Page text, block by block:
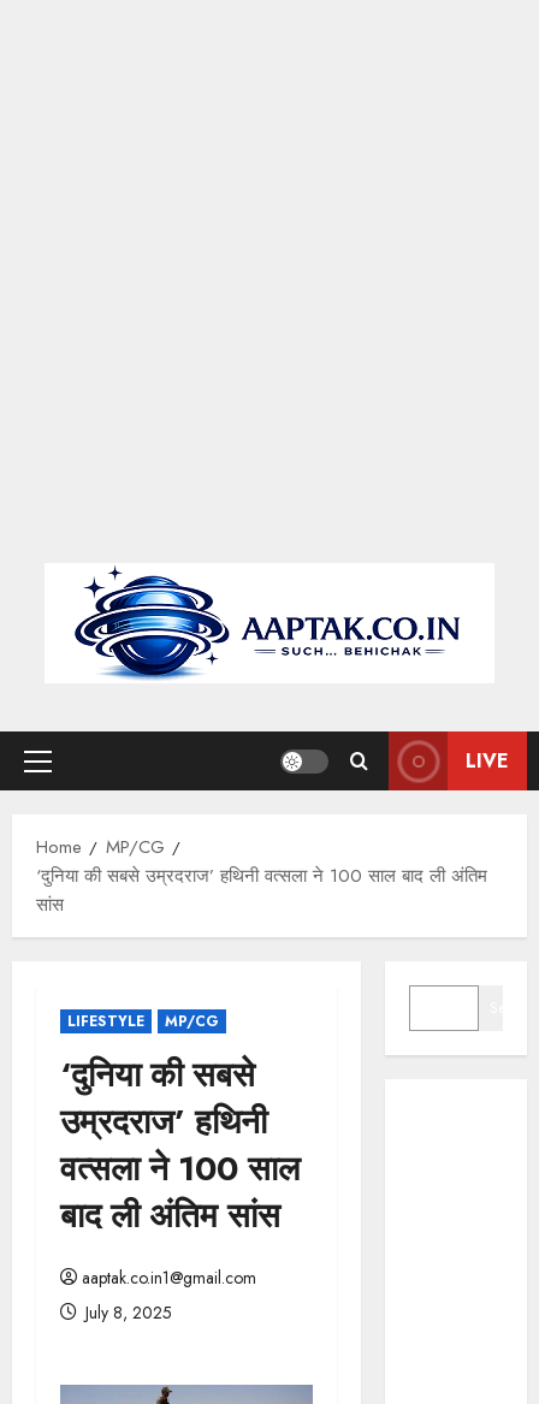
Primary
LIVE
Home
MP/CG
‘दुनिया की सबसे उम्रदराज’ हथिनी वत्सला ने 100 साल बाद ली अंतिम
सांस
LIFESTYLE MP/CG
‘दुनिया की सबसे
उम्रदराज’ हथिनी
वत्सला ने 100 साल
बाद ली अंतिम सांस
aaptak.co.in1@gmail.com
July 8, 2025